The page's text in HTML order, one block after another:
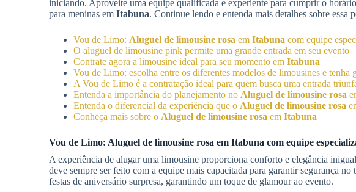
iniciando. Aproveite uma equipe qualificada e experiente para cumprir o
para meninas em Itabuna. Continue lendo e entenda mais detalhes sobre essa
Vou de Limo: Aluguel de limousine rosa em Itabuna com equipe
O aluguel de limousine pink permite uma grande entrada em seu evento
Contrate agora a limousine ideal para seu momento em Itabuna
Vou de Limo: escolha entre os diferentes modelos de limousines e tenha
A Vou de Limo é a contratação ideal para quem busca uma entrada
Entenda a importância do planejamento no Aluguel de limousine rosa
Entenda o diferencial da experiência que o Aluguel de limousine rosa
Conheça mais sobre o Aluguel de limousine rosa em Itabuna
Vou de Limo: Aluguel de limousine rosa em Itabuna com equipe
A experiência de alugar uma limousine proporciona conforto e elegância
deve sempre ser feito com a equipe mais capacitada para garantir segurança no
festas de aniversário surpresa, garantindo um toque de glamour ao evento.